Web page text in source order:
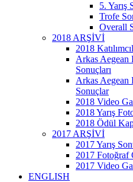
5. Yarış
Trofe
Overall
2018 ARŞİVİ
2018
Arkas Aegean
Sonuçları
Arkas Aegean
Sonuçlar
2018 Video
2018 Yarış
2018 Ödül
2017 ARŞİVİ
2017 Yarış
2017 Fotoğraf
2017 Video
ENGLISH